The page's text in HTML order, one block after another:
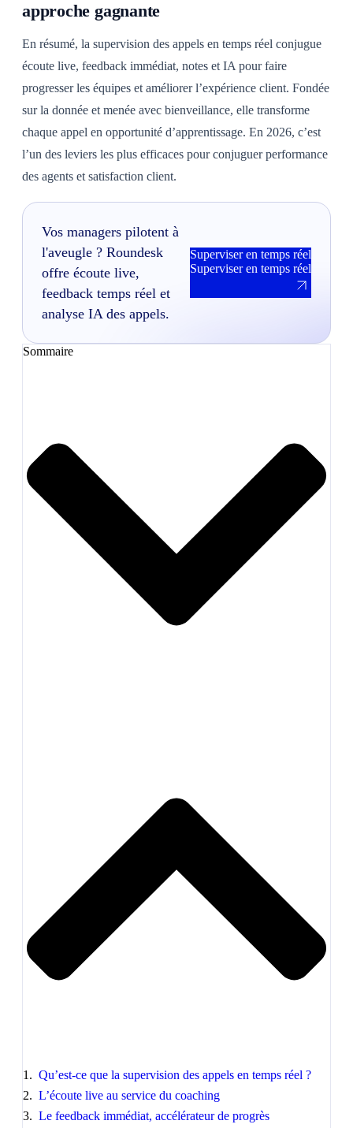
approche gagnante
En résumé, la supervision des appels en temps réel conjugue
écoute live, feedback immédiat, notes et IA pour faire
progresser les équipes et améliorer l’expérience client. Fondée
sur la donnée et menée avec bienveillance, elle transforme
chaque appel en opportunité d’apprentissage. En 2026, c’est
l’un des leviers les plus efficaces pour conjuguer performance
des agents et satisfaction client.
Vos managers pilotent à
l'aveugle ? Roundesk
offre écoute live,
feedback temps réel et
analyse IA des appels.
Superviser en temps réel
Superviser en temps réel
Sommaire
Qu’est-ce que la supervision des appels en temps réel ?
L’écoute live au service du coaching
Le feedback immédiat, accélérateur de progrès